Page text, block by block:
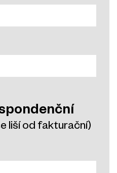
liší od fakturační)